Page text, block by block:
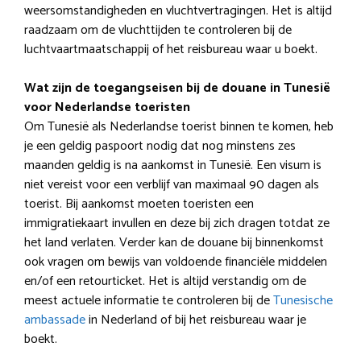
weersomstandigheden en vluchtvertragingen. Het is altijd
raadzaam om de vluchttijden te controleren bij de
luchtvaartmaatschappij of het reisbureau waar u boekt.
Wat zijn de toegangseisen bij de douane in Tunesië
voor Nederlandse toeristen
Om Tunesië als Nederlandse toerist binnen te komen, heb
je een geldig paspoort nodig dat nog minstens zes
maanden geldig is na aankomst in Tunesië. Een visum is
niet vereist voor een verblijf van maximaal 90 dagen als
toerist. Bij aankomst moeten toeristen een
immigratiekaart invullen en deze bij zich dragen totdat ze
het land verlaten. Verder kan de douane bij binnenkomst
ook vragen om bewijs van voldoende financiële middelen
en/of een retourticket. Het is altijd verstandig om de
meest actuele informatie te controleren bij deTunesische
ambassadein Nederland of bij het reisbureau waar je
boekt.